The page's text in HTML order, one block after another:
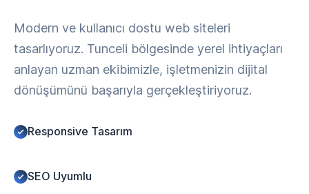
Modern ve kullanıcı dostu web siteleri
tasarlıyoruz. Tunceli bölgesinde yerel ihtiyaçları
anlayan uzman ekibimizle, işletmenizin dijital
dönüşümünü başarıyla gerçekleştiriyoruz.
Responsive Tasarım
SEO Uyumlu